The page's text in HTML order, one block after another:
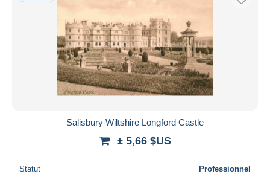
Salisbury Wiltshire Longford Castle
± 5,66 $US
Statut Professionnel